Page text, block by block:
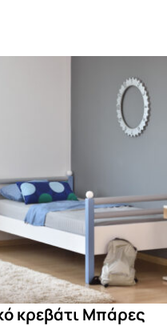
Σαλονιού
JOIN – Μυθωδία
Bar Stools
κρεβάτι Μπάρες